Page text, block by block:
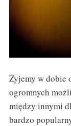
Żyjemy w dobie
ogromnych
między innymi
bardzo